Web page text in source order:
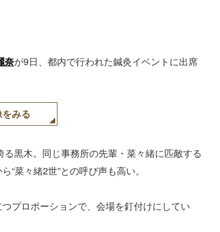
奈が9日、都内で行われた鍼灸イベントに出席
みる
黒木。同じ事務所の先輩・菜々緒に匹敵する
菜々緒2世”との呼び声も高い。
プロポーションで、会場を釘付けにしてい